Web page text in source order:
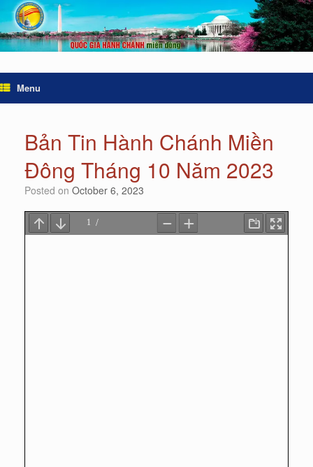
Menu
Bản Tin Hành Chánh Miền
Đông Tháng 10 Năm 2023
Posted on October 6, 2023